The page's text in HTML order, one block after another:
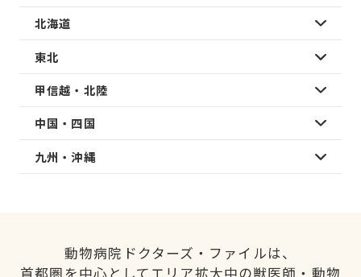
北海道
東北
甲信越・北陸
中国・四国
九州・沖縄
動物病院ドクターズ・ファイルは、
首都圏を中心としてエリア拡大中の獣医師・動物